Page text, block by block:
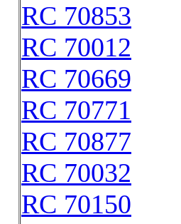
RC 70853
RC 70012
RC 70669
RC 70771
RC 70877
RC 70032
RC 70150